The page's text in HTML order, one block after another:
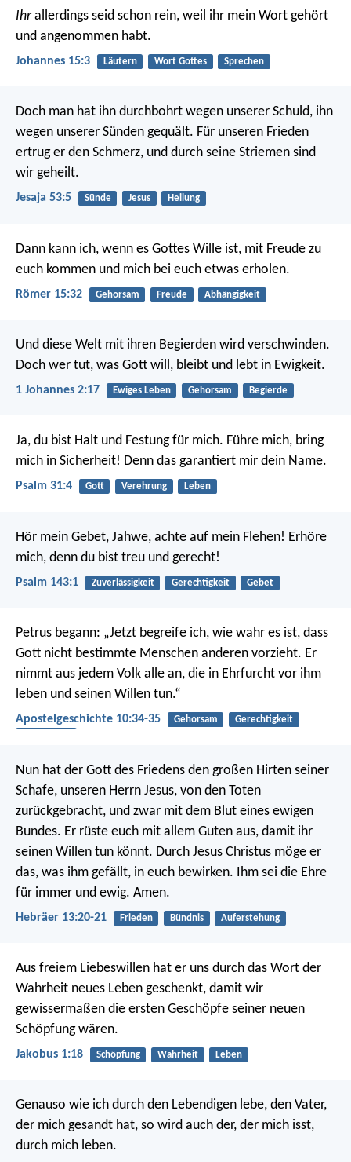
Ihrallerdings seid schon rein, weil ihr mein Wort gehört
und angenommen habt.
Johannes 15:3 Läutern Wort Gottes Sprechen
Doch man hat ihn durchbohrt wegen unserer Schuld, ihn
wegen unserer Sünden gequält. Für unseren Frieden
ertrug er den Schmerz, und durch seine Striemen sind
wir geheilt.
Jesaja 53:5 Sünde Jesus Heilung
Dann kann ich, wenn es Gottes Wille ist, mit Freude zu
euch kommen und mich bei euch etwas erholen.
Römer 15:32 Gehorsam Freude Abhängigkeit
Und diese Welt mit ihren Begierden wird verschwinden.
Doch wer tut, was Gott will, bleibt und lebt in Ewigkeit.
1 Johannes 2:17 Ewiges Leben Gehorsam Begierde
Ja, du bist Halt und Festung für mich. Führe mich, bring
mich in Sicherheit! Denn das garantiert mir dein Name.
Psalm 31:4 Gott Verehrung Leben
Hör mein Gebet, Jahwe, achte auf mein Flehen! Erhöre
mich, denn du bist treu und gerecht!
Psalm 143:1 Zuverlässigkeit Gerechtigkeit Gebet
Petrus begann: „Jetzt begreife ich, wie wahr es ist, dass
Gott nicht bestimmte Menschen anderen vorzieht. Er
nimmt aus jedem Volk alle an, die in Ehrfurcht vor ihm
leben und seinen Willen tun.“
Apostelgeschichte 10:34-35 Gehorsam
Gerechtigkeit
Nun hat der Gott des Friedens den großen Hirten seiner
Schafe, unseren Herrn Jesus, von den Toten
zurückgebracht, und zwar mit dem Blut eines ewigen
Bundes. Er rüste euch mit allem Guten aus, damit ihr
seinen Willen tun könnt. Durch Jesus Christus möge er
das, was ihm gefällt, in euch bewirken. Ihm sei die Ehre
für immer und ewig. Amen.
Hebräer 13:20-21 Frieden Bündnis Auferstehung
Aus freiem Liebeswillen hat er uns durch das Wort der
Wahrheit neues Leben geschenkt, damit wir
gewissermaßen die ersten Geschöpfe seiner neuen
Schöpfung wären.
Jakobus 1:18 Schöpfung Wahrheit Leben
Genauso wie ich durch den Lebendigen lebe, den Vater,
der mich gesandt hat, so wird auch der, der mich isst,
durch mich leben.